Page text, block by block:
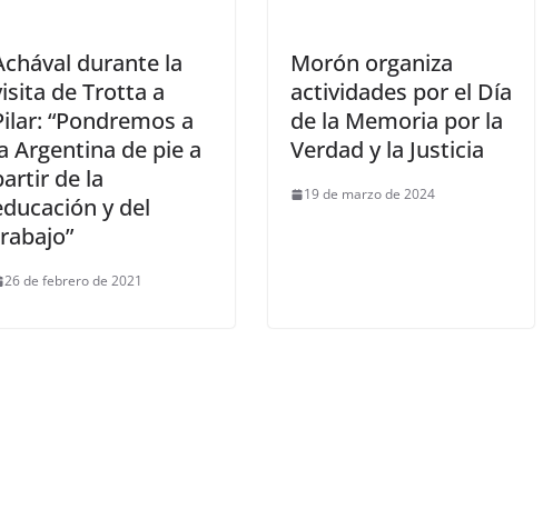
durante la
de Trotta a
“Pondremos a
Argentina de pie a
de la
y del
26 de febrero de 2021
Morón organiza
actividades por el Día
de la Memoria por la
Verdad y la Justicia
19 de marzo de 2024